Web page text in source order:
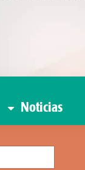
Noticias